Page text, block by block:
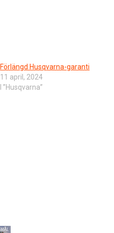
Förlängd Husqvarna-garanti
11 april, 2024
I ”Husqvarna”